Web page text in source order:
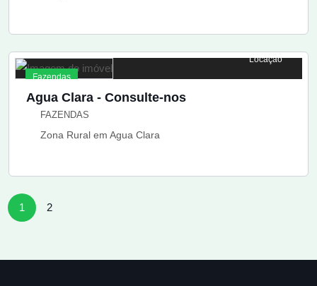
Fazendas
Locação
Agua Clara - Consulte-nos
FAZENDAS
Zona Rural em Agua Clara
1 2